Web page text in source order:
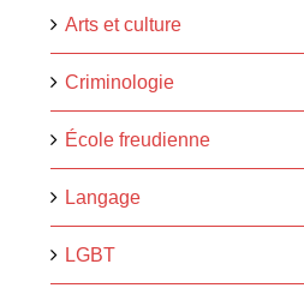
Arts et culture
Criminologie
École freudienne
Langage
LGBT